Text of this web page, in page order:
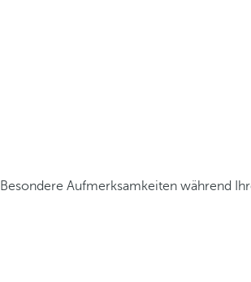
Besondere Aufmerksamkeiten während